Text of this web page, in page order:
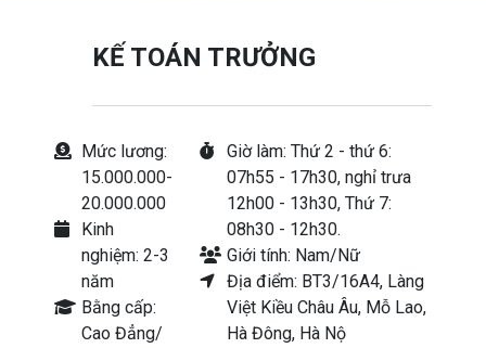
KẾ TOÁN TRƯỞNG
Mức lương:
15.000.000-
20.000.000
Kinh
nghiệm: 2-3
năm
Bằng cấp:
Cao Đẳng/
Giờ làm: Thứ 2 - thứ 6:
07h55 - 17h30, nghỉ trưa
12h00 - 13h30, Thứ 7:
08h30 - 12h30.
Giới tính: Nam/Nữ
Địa điểm: BT3/16A4, Làng
Việt Kiều Châu Âu, Mỗ Lao,
Hà Đông, Hà Nộ